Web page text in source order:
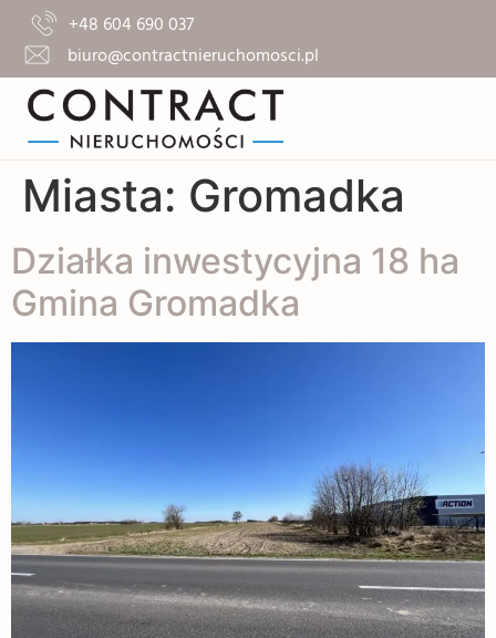
+48 604 690 037
biuro@contractnieruchomosci.pl
Miasta: Gromadka
Działka inwestycyjna 18 ha
Gmina Gromadka